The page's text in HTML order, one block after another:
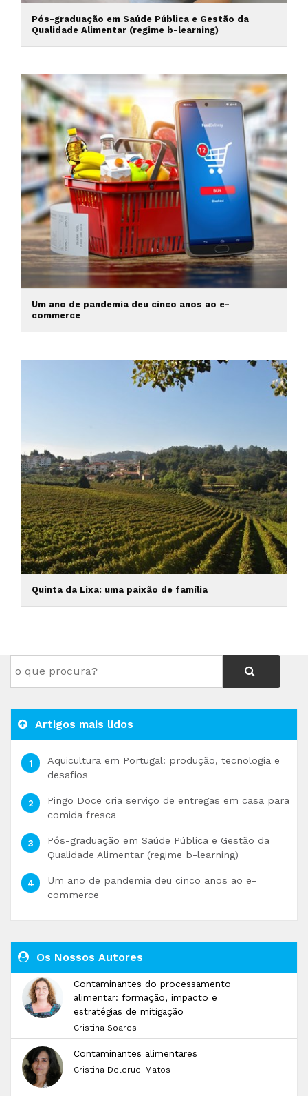
Pós-graduação em Saúde Pública e Gestão da
Qualidade Alimentar (regime b-learning)
Um ano de pandemia deu cinco anos ao e-
commerce
Quinta da Lixa: uma paixão de família
Artigos mais lidos
Aquicultura em Portugal: produção, tecnologia e
desafios
Pingo Doce cria serviço de entregas em casa para
comida fresca
Pós-graduação em Saúde Pública e Gestão da
Qualidade Alimentar (regime b-learning)
Um ano de pandemia deu cinco anos ao e-
commerce
Os Nossos Autores
Contaminantes do processamento
alimentar: formação, impacto e
estratégias de mitigação
Cristina Soares
Contaminantes alimentares
Cristina Delerue-Matos